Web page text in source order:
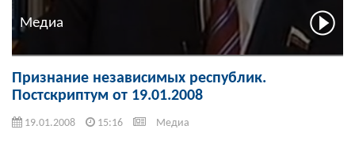
Медиа
Признание независимых республик.
Постскриптум от 19.01.2008
19.01.2008 15:16 Медиа